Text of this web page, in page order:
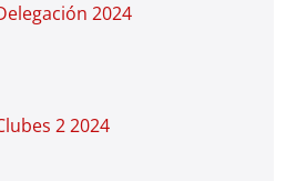
2024
2 2024